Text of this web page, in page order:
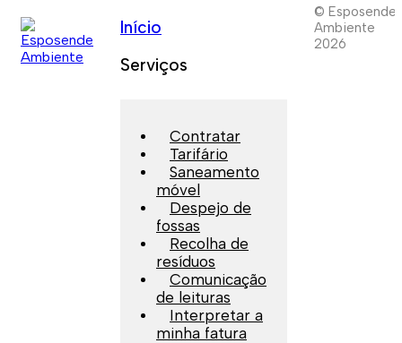
Início
Serviços
Contratar
Tarifário
Saneamento
móvel
Despejo de
fossas
Recolha de
resíduos
Comunicação
de leituras
Interpretar a
minha fatura
© Esposende
Ambiente
2026